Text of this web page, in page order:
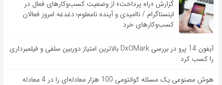
گزارش «راه پرداخت» از وضعیت کسب‌وکارهای فعال در
اینستاگرام / ناامیدی و آینده نامعلوم؛ دغدغه امروز فعالان
کسب‌وکارهای خرد
آیفون 14 پرو در بررسی DxOMark بالاترین امتیاز دوربین سلفی و فیلمبرداری
را کسب کرد
هوش مصنوعی یک مسئله کوانتومی 100 هزار معادله‌‎ای را در 4 معادله